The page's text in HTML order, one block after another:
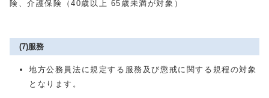
険、介護保険（40歳以上 65 歳未満が対象）
(7)服務
地方公務員法に規定する服務及び懲戒に関する規程の対象
となります。